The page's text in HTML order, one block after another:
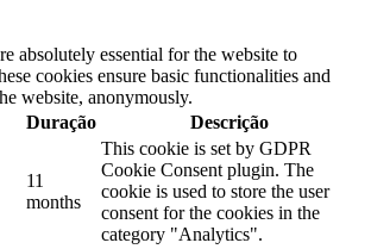
absolutely essential for the website to
cookies ensure basic functionalities and
website, anonymously.
Duração Descrição
11
months
This cookie is set by GDPR
Cookie Consent plugin. The
cookie is used to store the user
consent for the cookies in the
category "Analytics".